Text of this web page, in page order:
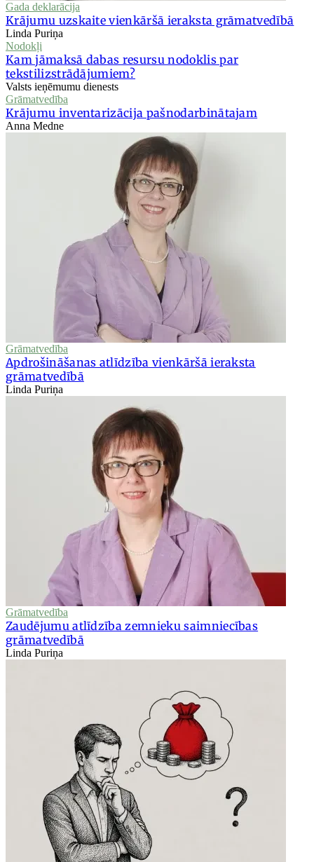
Gada deklarācija
Krājumu uzskaite vienkāršā ieraksta grāmatvedībā
Linda Puriņa
Nodokļi
Kam jāmaksā dabas resursu nodoklis par
tekstilizstrādājumiem?
Valsts ieņēmumu dienests
Grāmatvedība
Krājumu inventarizācija pašnodarbinātajam
Anna Medne
Grāmatvedība
Apdrošināšanas atlīdzība vienkāršā ieraksta
grāmatvedībā
Linda Puriņa
Grāmatvedība
Zaudējumu atlīdzība zemnieku saimniecības
grāmatvedībā
Linda Puriņa